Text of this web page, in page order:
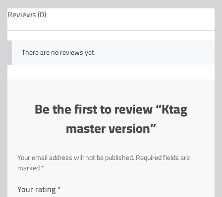
Reviews (0)
There are no reviews yet.
Be the first to review “Ktag
master version”
Your email address will not be published.Required fields are
marked*
Your rating*